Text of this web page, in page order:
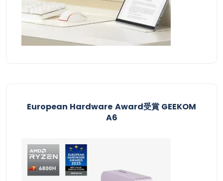
European Hardware Award受賞​ GEEKOM
A6